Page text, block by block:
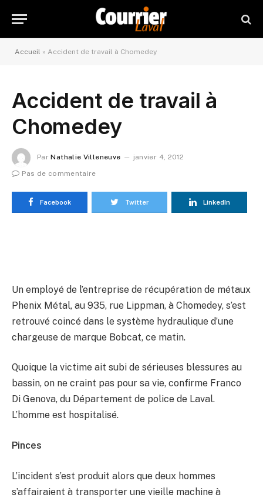
Accueil » Accident de travail à Chomedey
Accident de travail à
Chomedey
Par Nathalie Villeneuve
janvier 4, 2012
Pas de commentaire
Facebook Twitter LinkedIn
Un employé de l’entreprise de récupération de métaux
Phenix Métal, au 935, rue Lippman, à Chomedey, s’est
retrouvé coincé dans le système hydraulique d’une
chargeuse de marque Bobcat, ce matin.
Quoique la victime ait subi de sérieuses blessures au
bassin, on ne craint pas pour sa vie, confirme Franco
Di Genova, du Département de police de Laval.
L’homme est hospitalisé.
Pinces
L’incident s’est produit alors que deux hommes
s’affairaient à transporter une vieille machine à